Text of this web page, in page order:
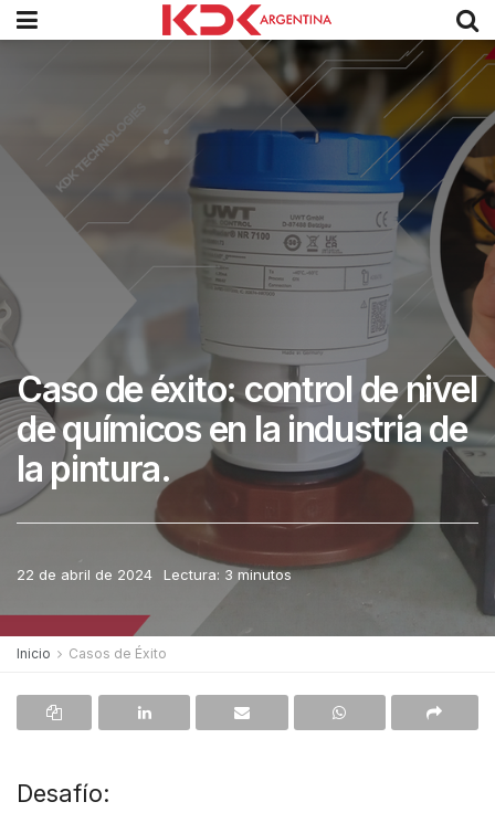
Caso de éxito: control de nivel
de químicos en la industria de
la pintura.
22 de abril de 2024 Lectura: 3 minutos
Inicio Casos de Éxito
Desafío: